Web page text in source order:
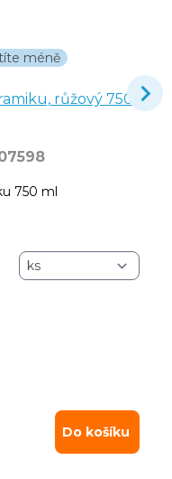
méně
růžový 750
750 ml
Do košíku